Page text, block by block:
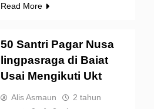
Read More
50 Santri Pagar Nusa
lingpasraga di Baiat
Usai Mengikuti Ukt
Alis Asmaun
2 tahun